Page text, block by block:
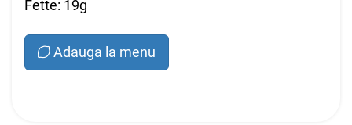
Fette: 19g
Adauga la menu